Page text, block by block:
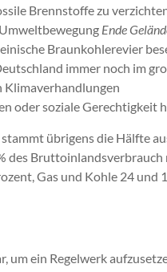
Brennstoffe zu
Ende
Braunkohlerevier
immer noch im
Klimaverhandlungen
oder soziale Gerechtigkeit
übrigens die Hälfte
des Bruttoinlandsverbrauch
Gas und Kohle 24 und
um ein Regelwerk